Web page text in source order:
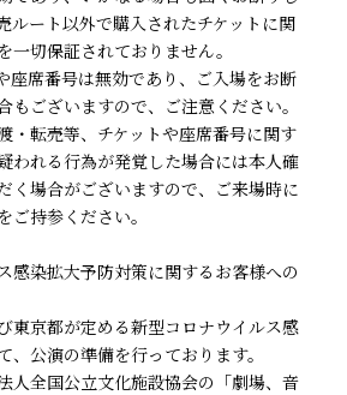
ルート以外で購入されたチケットに関
一切保証されておりません。
座席番号は無効であり、ご入場をお断
もございますので、ご注意ください。
・転売等、チケットや座席番号に関す
われる行為が発覚した場合には本人確
く場合がございますので、ご来場時に
ご持参ください。
感染拡大予防対策に関するお客様への
東京都が定める新型コロナウイルス感
、公演の準備を行っております。
人全国公立文化施設協会の「劇場、音